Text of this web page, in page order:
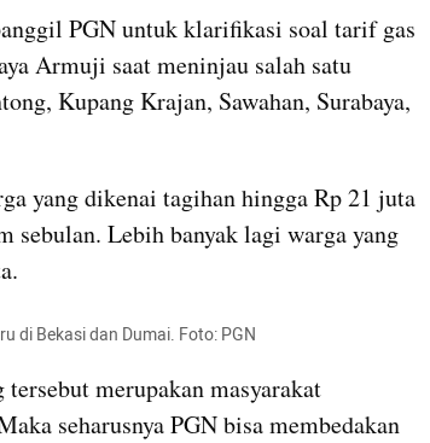
PGN untuk klarifikasi soal tarif gas
Armuji saat meninjau salah satu
Kupang Krajan, Sawahan, Surabaya,
yang dikenai tagihan hingga Rp 21 juta
sebulan. Lebih banyak lagi warga yang
di Bekasi dan Dumai. Foto: PGN
merupakan masyarakat
seharusnya PGN bisa membedakan